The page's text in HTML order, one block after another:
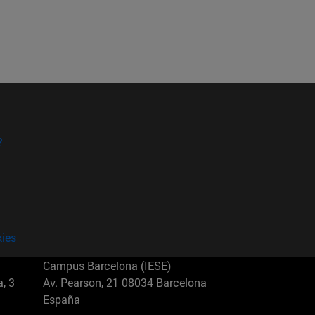
3
Campus Barcelona (IESE)
Av. Pearson, 21 08034 Barcelona
España